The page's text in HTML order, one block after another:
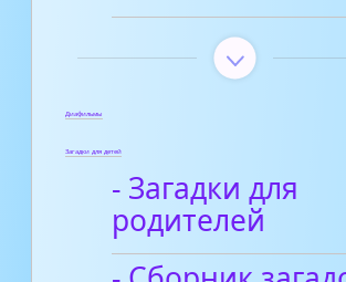
Диафильмы
Загадки для детей
- Загадки для
родителей